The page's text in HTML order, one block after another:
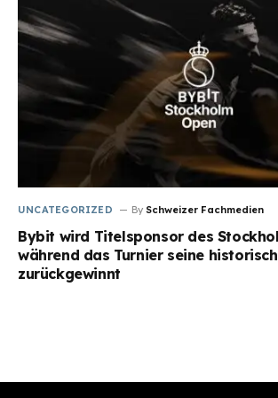
UNCATEGORIZED By Schweizer Fachmedien
Bybit wird Titelsponsor des
während das Turnier seine
zurückgewinnt